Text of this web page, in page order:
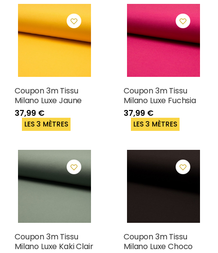
Coupon 3m Tissu
Milano Luxe Jaune
37,99 €
LES 3 MÈTRES
Coupon 3m Tissu
Milano Luxe Fuchsia
37,99 €
LES 3 MÈTRES
Coupon 3m Tissu
Milano Luxe Kaki Clair
Coupon 3m Tissu
Milano Luxe Choco